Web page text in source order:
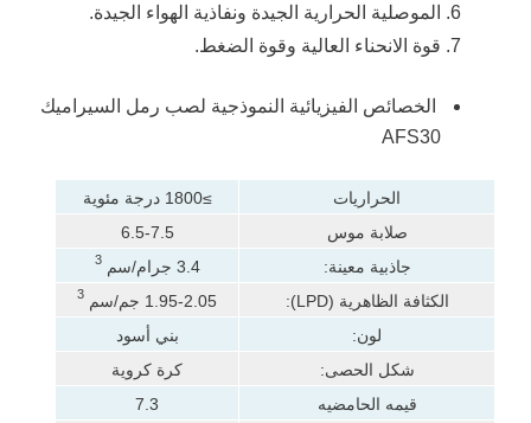
الموصلية الحرارية الجيدة ونفاذية الهواء الجيدة.
قوة الانحناء العالية وقوة الضغط.
الخصائص الفيزيائية النموذجية لصب رمل السيراميك
AFS30
الحراريات
صلابة موس
6.5-7.5
جاذبية معينة:
3.4 جرام/سم
الكثافة الظاهرية (LPD): 1.95-2.05 جم/سم
لون:
بني أسود
شكل الحصى:
كرة كروية
قيمه الحامضيه